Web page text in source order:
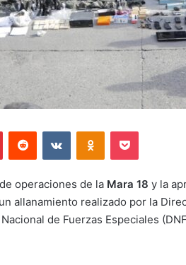
PinterestReddit VKontakteOdnoklassniki
Pocket
operaciones de la Mara 18 y la
allanamiento realizado por la
de Fuerzas Especiales